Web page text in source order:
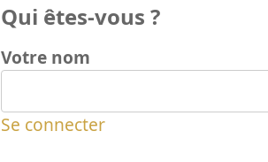
Qui êtes-vous ?
Votre nom
Se connecter